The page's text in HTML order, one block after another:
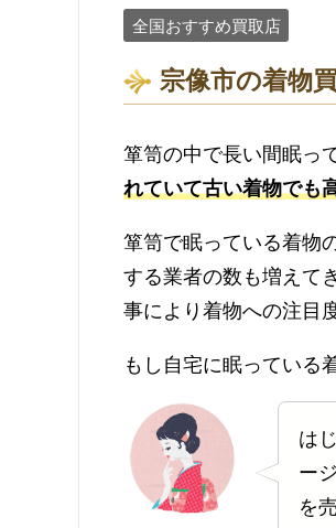
全国おすすめ買取店
宗像市の着物
箪笥の中で長い間眠っ
れていて古い着物でも
箪笥で眠っている着物
する業者の数も増えて
事により着物への注目
もし自宅に眠っている
は
ー
を